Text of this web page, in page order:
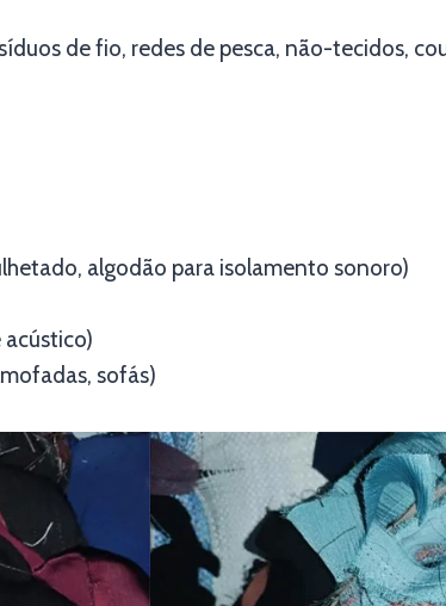
de fio, redes de pesca, não-tecidos,
algodão para isolamento sonoro)
sofás)